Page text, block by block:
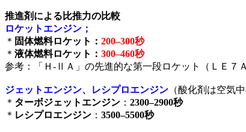
推進剤による比推力の比較
ロケットエンジン；
＊ 固体燃料ロケット： 200–300秒
＊ 液体燃料ロケット： 300–460秒
参考：「Ｈ-ⅡＡ」の先進的な第一段ロケット（ＬＥ７
ジェットエンジン、レシプロエンジン （酸化剤は空気
＊ ターボジェットエンジン ： 2300–2900秒
＊ レシプロエンジン ： 3500–5500秒